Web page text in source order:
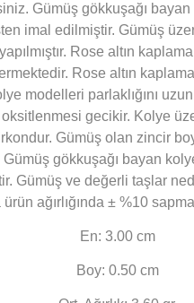
Gümüş gökkuşağı
imal edilmiştir. Gümüş
Rose altın
Rose altın
modelleri parlaklığını
gecikir. Kolye
Gümüş olan zincir
Gümüş gökkuşağı bayan
Gümüş ve değerli taşlar
ağırlığında ± %10
En: 3.00 cm
Boy: 0.50 cm